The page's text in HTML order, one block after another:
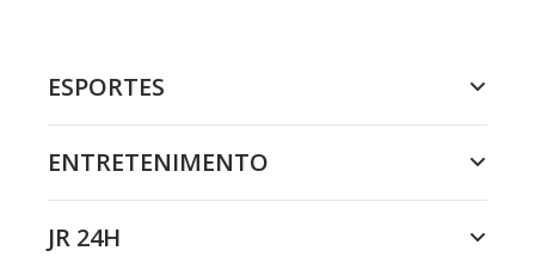
ESPORTES
ENTRETENIMENTO
JR 24H